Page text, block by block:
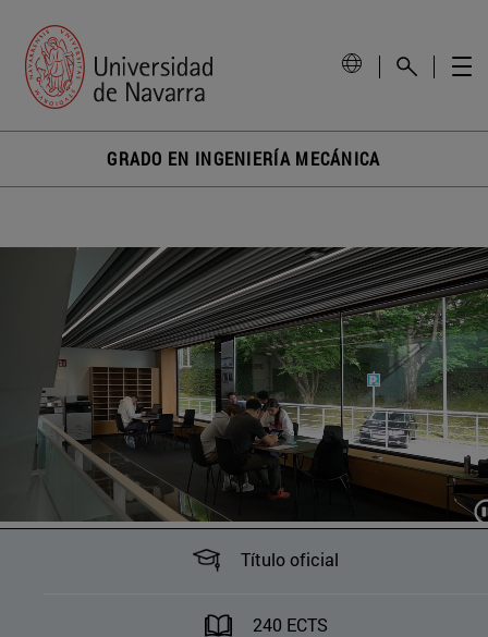
GRADO EN INGENIERÍA MECÁNICA
Título oficial
240 ECTS